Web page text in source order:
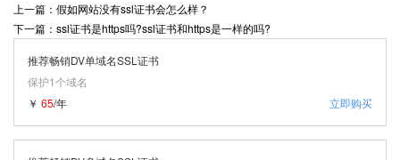
上一篇：假如网站没有ssl证书会怎么样？
下一篇：ssl证书是https吗?ssl证书和https是一样的吗?
推荐畅销DV单域名SSL证书
保护1个域名
立即购买
￥ 65/年